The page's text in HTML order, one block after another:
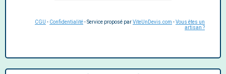
CGU - Confidentialité- Service proposé parViteUnDevis.com -Vous êtes un
artisan ?